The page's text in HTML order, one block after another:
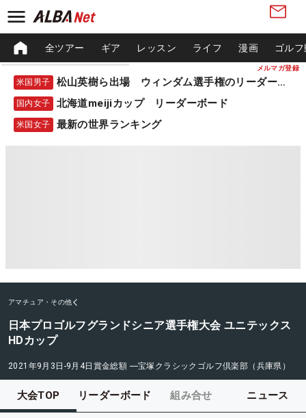
メルマガ登録
全ツアー ギア レッスン ライフ 漫画 ゴル
米国男子 松山英樹ら出場 ウィンダム選手権のリーダーボード
国内女子 北海道meijiカップ リーダーボード
米国女子 最新の世界ランキング
アマチュア・その他
日本プロゴルフグランドシニア選手権大会 ユニテックス
HDカップ
2021年9月3日-9月4日 賞金総額 ―宝塚クラシックゴルフ倶楽部（兵庫県）
大会TOP リーダーボード 組み合せ ニュース